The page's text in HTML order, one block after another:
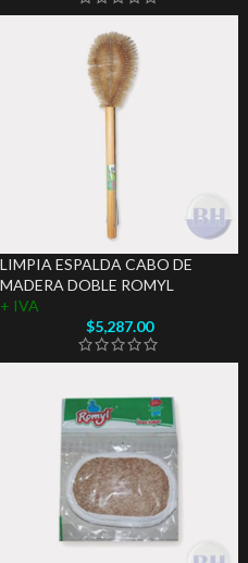
LIMPIA ESPALDA CABO DE
MADERA DOBLE ROMYL
+ IVA
$5,287.00